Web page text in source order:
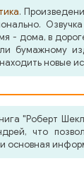
.
- дома, в
бумажному
новые
"Роберт
что
основная